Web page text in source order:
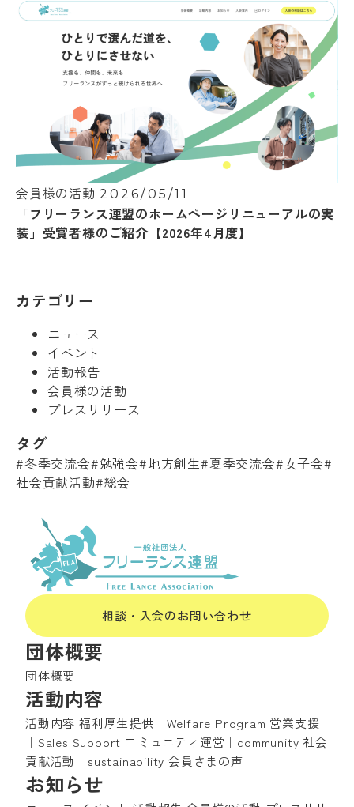
会員様の活動 2026/05/11
「フリーランス連盟のホームページリニューアルの実
装」受賞者様のご紹介【2026年4月度】
カテゴリー
ニュース
イベント
活動報告
会員様の活動
プレスリリース
タグ
#冬季交流会#勉強会#地方創生#夏季交流会#女子会#
社会貢献活動#総会
相談・入会のお問い合わせ
団体概要
団体概要
活動内容
活動内容 福利厚生提供｜Welfare Program 営業支援
｜Sales Support コミュニティ運営｜community 社会
貢献活動｜sustainability 会員さまの声
お知らせ